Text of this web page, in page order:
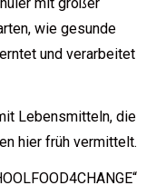
wie gesunde
und verarbeitet
Lebensmitteln, die
hier früh vermittelt.